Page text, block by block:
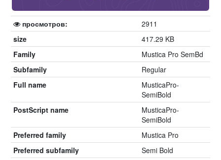
просмотров:
2911
size
417.29 KB
Family
Mustica Pro SemBd
Subfamily
Regular
Full name
MusticaPro-
SemiBold
PostScript name
MusticaPro-
SemiBold
Preferred family
Mustica Pro
Preferred subfamily
Semi Bold